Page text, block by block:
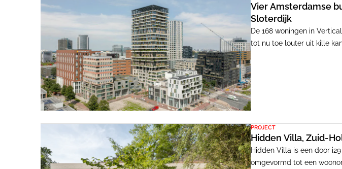
Vier Amsterdamse
Sloterdijk
De 168 woningen in
tot nu toe louter uit kille
PROJECT
Hidden Villa, Zuid-
Hidden Villa is een door
omgevormd tot een